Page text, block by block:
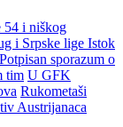
54 i niškog
i Srpske lige Istok
Potpisan sporazum o
tim U GFK
Rukometaši
Austrijanaca